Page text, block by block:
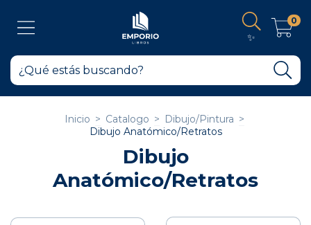
✨
0
Inicio > Catalogo > Dibujo/Pintura >
Dibujo Anatómico/Retratos
Dibujo
Anatómico/Retratos